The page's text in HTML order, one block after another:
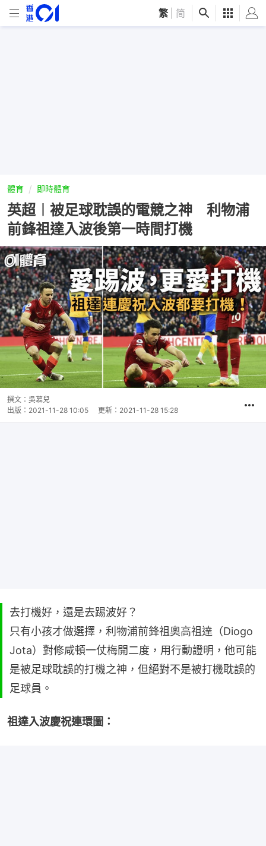
繁 简
體育 即時體育
英超︱被足球耽誤的電競之神 利物浦
前鋒祖達入波後第一時間打機
撰文： 吳慕兒
出版： 2021-11-28 10:05 更新： 2021-11-28 15:28
去打機好，還是去踢波好？
只有小孩才做選擇，利物浦前鋒祖奧高祖達（Diogo
Jota）對修咸頓一仗梅開二度，用行動證明，他可能
是被足球耽誤的打機之神，但絕對不是被打機耽誤的
足球員。
祖達入波慶祝連環圖：